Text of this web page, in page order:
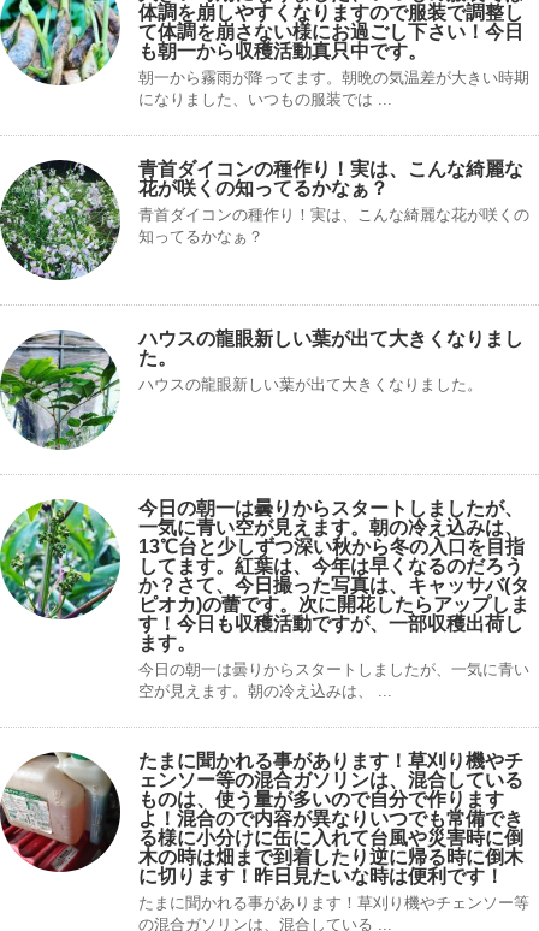
体調を崩しやすくなりますので服装で調整し
て体調を崩さない様にお過ごし下さい！今日
も朝一から収穫活動真只中です。
朝一から霧雨が降ってます。朝晩の気温差が大きい時期
になりました、いつもの服装では ...
青首ダイコンの種作り！実は、こんな綺麗な
花が咲くの知ってるかなぁ？
青首ダイコンの種作り！実は、こんな綺麗な花が咲くの
知ってるかなぁ？
ハウスの龍眼新しい葉が出て大きくなりまし
た。
ハウスの龍眼新しい葉が出て大きくなりました。
今日の朝一は曇りからスタートしましたが、
一気に青い空が見えます。朝の冷え込みは、
13℃台と少しずつ深い秋から冬の入口を目指
してます。紅葉は、今年は早くなるのだろう
か？さて、今日撮った写真は、キャッサバ(タ
ピオカ)の蕾です。次に開花したらアップしま
す！今日も収穫活動ですが、一部収穫出荷し
ます。
今日の朝一は曇りからスタートしましたが、一気に青い
空が見えます。朝の冷え込みは、 ...
たまに聞かれる事があります！草刈り機やチ
ェンソー等の混合ガソリンは、混合している
ものは、使う量が多いので自分で作ります
よ！混合ので内容が異なりいつでも常備でき
る様に小分けに缶に入れて台風や災害時に倒
木の時は畑まで到着したり逆に帰る時に倒木
に切ります！昨日見たいな時は便利です！
たまに聞かれる事があります！草刈り機やチェンソー等
の混合ガソリンは、混合している ...